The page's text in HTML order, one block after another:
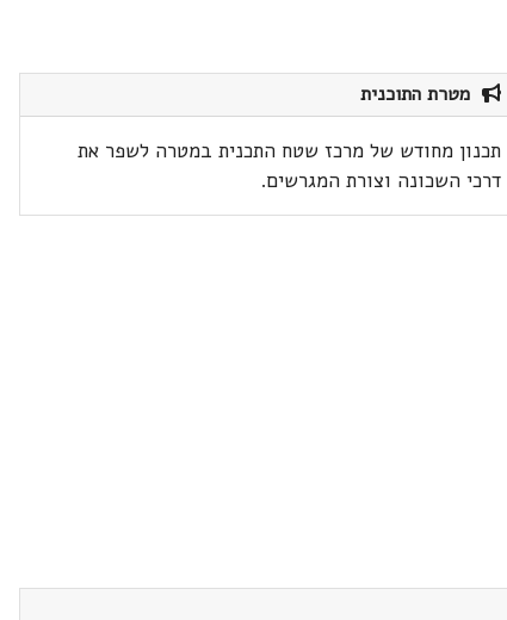
מטרת התוכנית
תכנון מחודש של מרכז שטח התכנית במטרה לשפר את
דרכי השכונה וצורת המגרשים.